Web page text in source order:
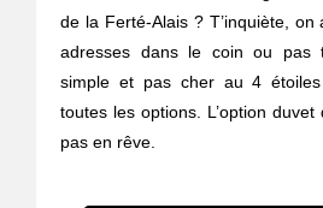
de la Ferté-Alais ? T’inquiète,
adresses dans le coin ou pas
simple et pas cher au 4
toutes les options. L’option
pas en rêve.